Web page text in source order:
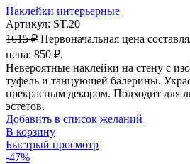
Наклейки интерьерные
Артикул: ST.20
1615₽ Первоначальная цена
цена: 850 ₽.
Невероятные наклейки на стену с
туфель и танцующей балерины.
прекрасным декором. Подходит для
эстетов.
Добавить в список желаний
В корзину
Быстрый просмотр
-47%